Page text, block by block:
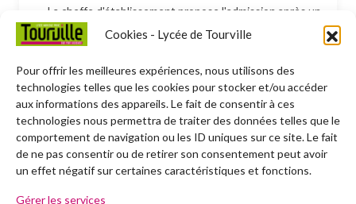
Cookies - Lycée de Tourville
Pour offrir les meilleures expériences, nous utilisons des
technologies telles que les cookies pour stocker et/ou accéder
aux informations des appareils. Le fait de consentir à ces
technologies nous permettra de traiter des données telles que le
comportement de navigation ou les ID uniques sur ce site. Le fait
de ne pas consentir ou de retirer son consentement peut avoir
un effet négatif sur certaines caractéristiques et fonctions.
Gérer les services
La cheffe d'établissement propose l'admission après un
entretien, au regard des résultats et de l'avis du
conseil de classe.
Admission via la plateformeAfflenet.